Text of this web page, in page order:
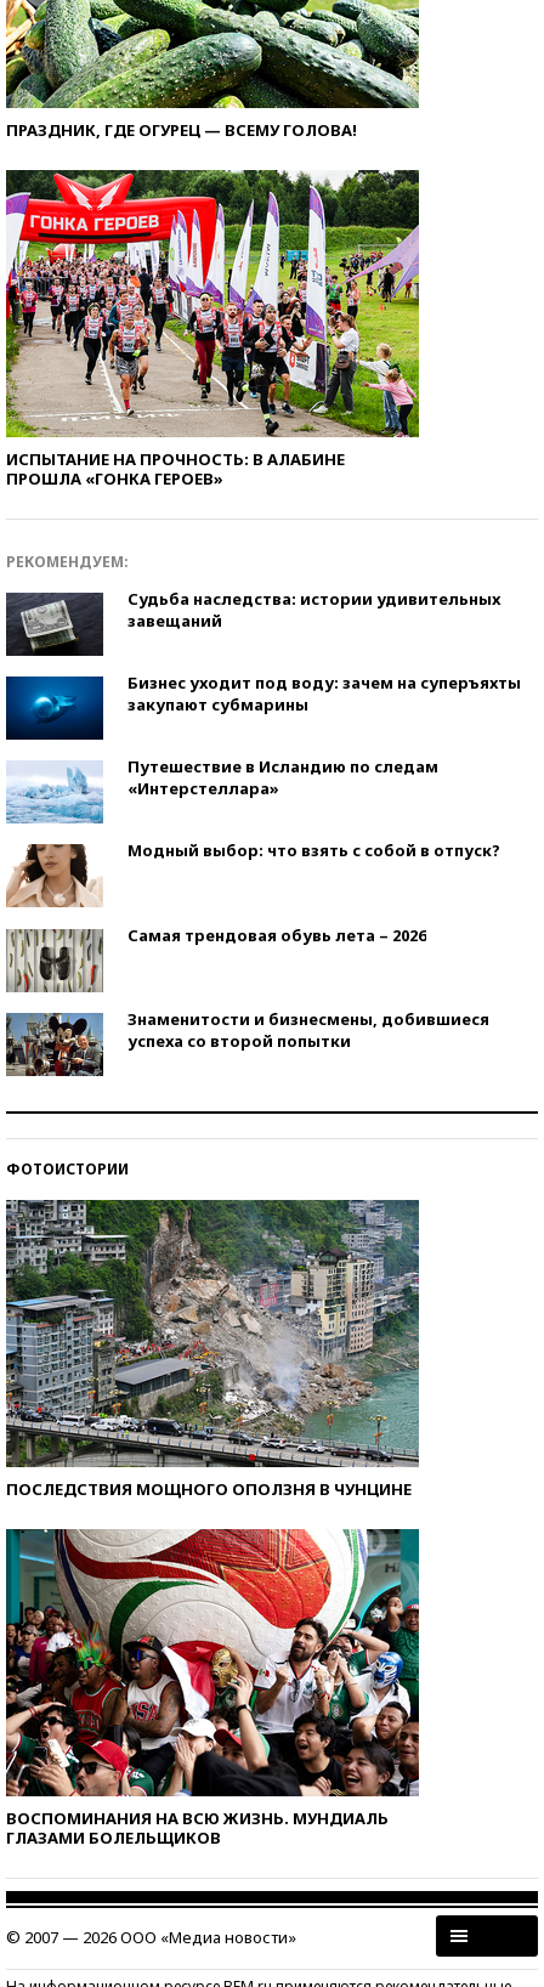
ПРАЗДНИК, ГДЕ ОГУРЕЦ — ВСЕМУ ГОЛОВА!
ИСПЫТАНИЕ НА ПРОЧНОСТЬ: В АЛАБИНЕ
ПРОШЛА «ГОНКА ГЕРОЕВ»
РЕКОМЕНДУЕМ:
Судьба наследства: истории удивительных
завещаний
Бизнес уходит под воду: зачем на суперъяхты
закупают субмарины
Путешествие в Исландию по следам
«Интерстеллара»
Модный выбор: что взять с собой в отпуск?
Самая трендовая обувь лета – 2026
Знаменитости и бизнесмены, добившиеся
успеха со второй попытки
ФОТОИСТОРИИ
ПОСЛЕДСТВИЯ МОЩНОГО ОПОЛЗНЯ В ЧУНЦИНЕ
ВОСПОМИНАНИЯ НА ВСЮ ЖИЗНЬ. МУНДИАЛЬ
ГЛАЗАМИ БОЛЕЛЬЩИКОВ
© 2007 — 2026 ООО «Медиа новости»